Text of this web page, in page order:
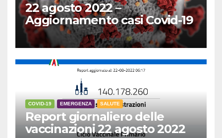
22 agosto 2022 –
Aggiornamento casi Covid-19
COVID-19 EMERGENZA SALUTE
Report giornaliero delle
vaccinazioni 22 agosto 2022